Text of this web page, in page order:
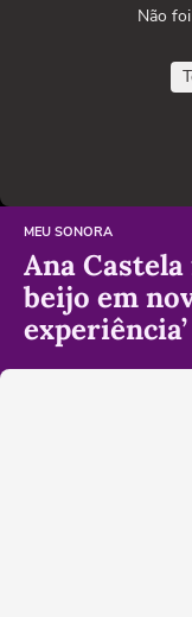
Não
MEU SONORA
Ana
beijo em
experiência’